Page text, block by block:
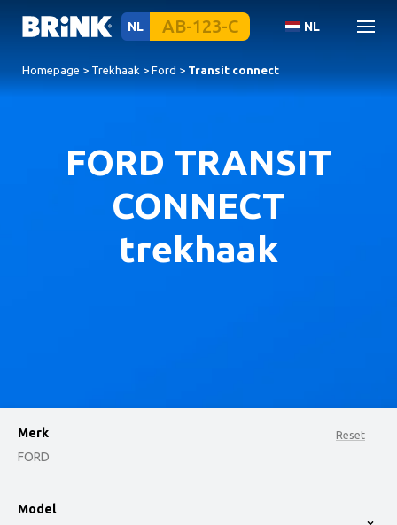
NL NL
Homepage > Trekhaak > Ford > Transit connect
FORD TRANSIT
CONNECT
trekhaak
Reset
Merk
FORD
option , selected.
Model